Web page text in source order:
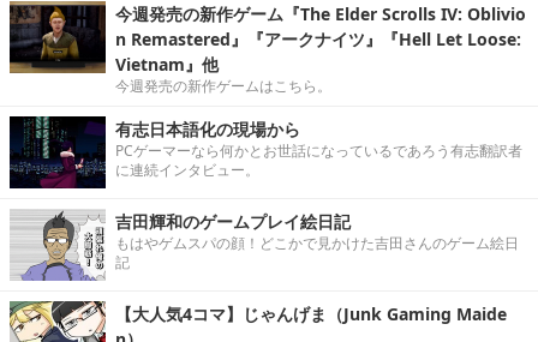
今週発売の新作ゲーム『The Elder Scrolls IV: Oblivio
n Remastered』『アークナイツ』『Hell Let Loose:
Vietnam』他
今週発売の新作ゲームはこちら。
有志日本語化の現場から
PCゲーマーなら何かとお世話になっているであろう有志翻訳者
に連続インタビュー。
吉田輝和のゲームプレイ絵日記
もはやゲムスパの顔！どこかで見かけた吉田さんのゲーム絵日
記
【大人気4コマ】じゃんげま（Junk Gaming Maide